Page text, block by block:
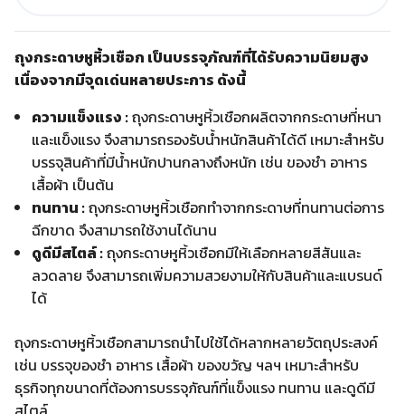
ถุงกระดาษหูหิ้วเชือก เป็นบรรจุภัณฑ์ที่ได้รับความนิยมสูง
เนื่องจากมีจุดเด่นหลายประการ ดังนี้
ความแข็งแรง :ถุงกระดาษหูหิ้วเชือกผลิตจากกระดาษที่หนา
และแข็งแรง จึงสามารถรองรับน้ำหนักสินค้าได้ดี เหมาะสำหรับ
บรรจุสินค้าที่มีน้ำหนักปานกลางถึงหนัก เช่น ของชำ อาหาร
เสื้อผ้า เป็นต้น
ทนทาน :ถุงกระดาษหูหิ้วเชือกทำจากกระดาษที่ทนทานต่อการ
ฉีกขาด จึงสามารถใช้งานได้นาน
ดูดีมีสไตล์ :ถุงกระดาษหูหิ้วเชือกมีให้เลือกหลายสีสันและ
ลวดลาย จึงสามารถเพิ่มความสวยงามให้กับสินค้าและแบรนด์
ได้
ถุงกระดาษหูหิ้วเชือกสามารถนำไปใช้ได้หลากหลายวัตถุประสงค์
เช่น บรรจุของชำ อาหาร เสื้อผ้า ของขวัญ ฯลฯ เหมาะสำหรับ
ธุรกิจทุกขนาดที่ต้องการบรรจุภัณฑ์ที่แข็งแรง ทนทาน และดูดีมี